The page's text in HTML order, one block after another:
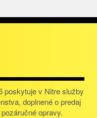
poskytuje v Nitre služby
doplnené o predaj
opravy.